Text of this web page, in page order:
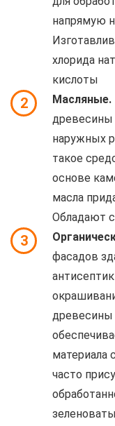
напрямую
хлорида
кислоты
2 Масляные.
древесины
наружных
такое
основе
масла
Обладают
3
фасадов
древесины
материала
часто